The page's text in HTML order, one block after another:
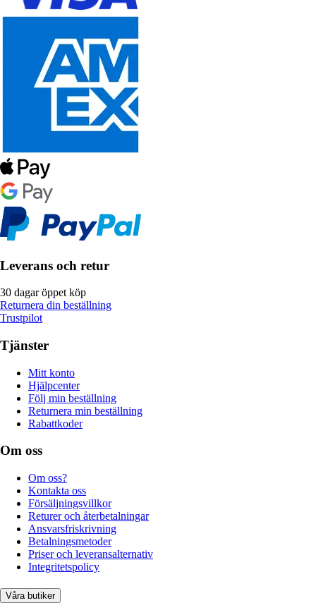
Leverans och retur
30 dagar öppet köp
Returnera din beställning
Trustpilot
Tjänster
Mitt konto
Hjälpcenter
Följ min beställning
Returnera min beställning
Rabattkoder
Om oss
Om oss?
Kontakta oss
Försäljningsvillkor
Returer och återbetalningar
Ansvarsfriskrivning
Betalningsmetoder
Priser och leveransalternativ
Integritetspolicy
Våra butiker